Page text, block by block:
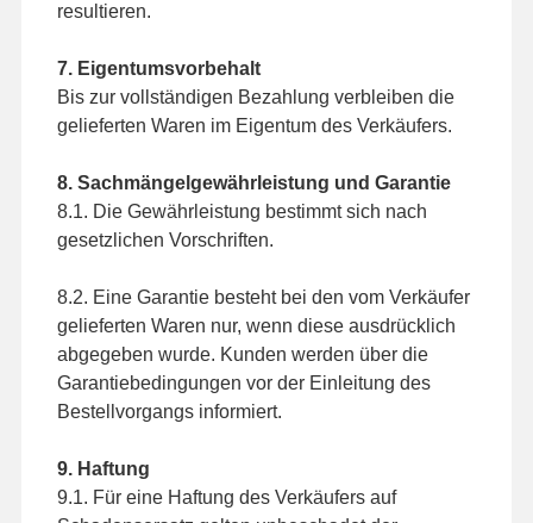
resultieren.
7. Eigentumsvorbehalt
Bis zur vollständigen Bezahlung verbleiben die
gelieferten Waren im Eigentum des Verkäufers.
8. Sachmängelgewährleistung und Garantie
8.1. Die Gewährleistung bestimmt sich nach
gesetzlichen Vorschriften.
8.2. Eine Garantie besteht bei den vom Verkäufer
gelieferten Waren nur, wenn diese ausdrücklich
abgegeben wurde. Kunden werden über die
Garantiebedingungen vor der Einleitung des
Bestellvorgangs informiert.
9. Haftung
9.1. Für eine Haftung des Verkäufers auf